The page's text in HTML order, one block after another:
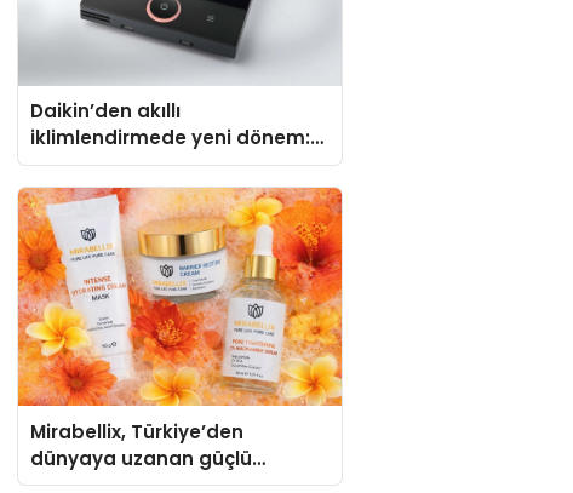
Daikin’den akıllı
iklimlendirmede yeni dönem:
Madoka Plus Türkiye’de
Mirabellix, Türkiye’den
dünyaya uzanan güçlü
büyümesini sürdürüyor